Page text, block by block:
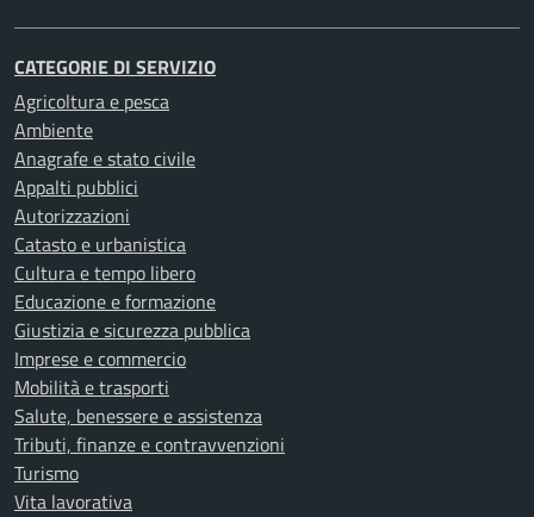
CATEGORIE DI SERVIZIO
Agricoltura e pesca
Ambiente
Anagrafe e stato civile
Appalti pubblici
Autorizzazioni
Catasto e urbanistica
Cultura e tempo libero
Educazione e formazione
Giustizia e sicurezza pubblica
Imprese e commercio
Mobilità e trasporti
Salute, benessere e assistenza
Tributi, finanze e contravvenzioni
Turismo
Vita lavorativa